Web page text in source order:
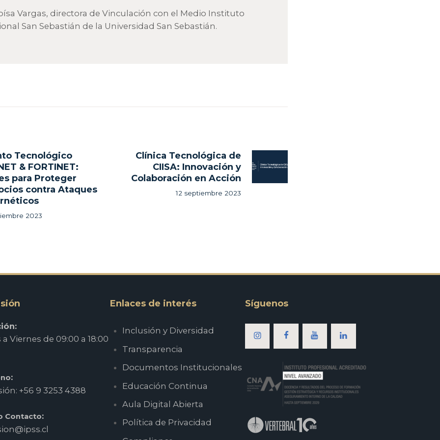
Vargas, directora de Vinculación con el Medio Instituto
San Sebastián de la Universidad San Sebastián.
Tecnológico
& FORTINET:
para Proteger
contra Ataques
2023
post:
Clínica Tecnológica de
CIISA: Innovación y
Colaboración en Acción
12 septiembre 2023
Viernes de 09:00 a 18:00
:
+56 9 3253 4388
Contacto:
Enlaces de interés
Inclusión y Diversidad
Transparencia
Documentos Institucionales
Educación Continua
Aula Digital Abierta
Política de Privacidad
Síguenos